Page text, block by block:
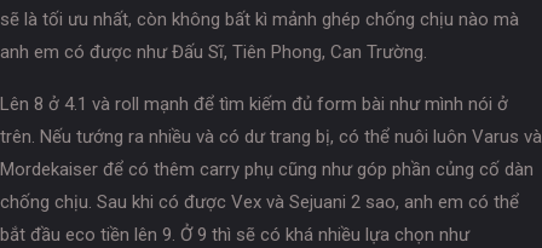
sẽ là tối ưu nhất, còn không bất kì mảnh ghép chống chịu nào mà
anh em có được như Đấu Sĩ, Tiên Phong, Can Trường.
Lên 8 ở 4.1 và roll mạnh để tìm kiếm đủ form bài như mình nói ở
trên. Nếu tướng ra nhiều và có dư trang bị, có thể nuôi luôn Varus và
Mordekaiser để có thêm carry phụ cũng như góp phần củng cố dàn
chống chịu. Sau khi có được Vex và Sejuani 2 sao, anh em có thể
bắt đầu eco tiền lên 9. Ở 9 thì sẽ có khá nhiều lựa chọn như